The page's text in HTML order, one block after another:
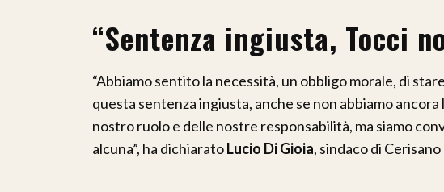
“Sentenza ingiusta, Tocci
“Abbiamo sentito la necessità, un obbligo morale, di
questa sentenza ingiusta, anche se non abbiamo
nostro ruolo e delle nostre responsabilità, ma siamo
alcuna”, ha dichiaratoLucio Di Gioia, sindaco di